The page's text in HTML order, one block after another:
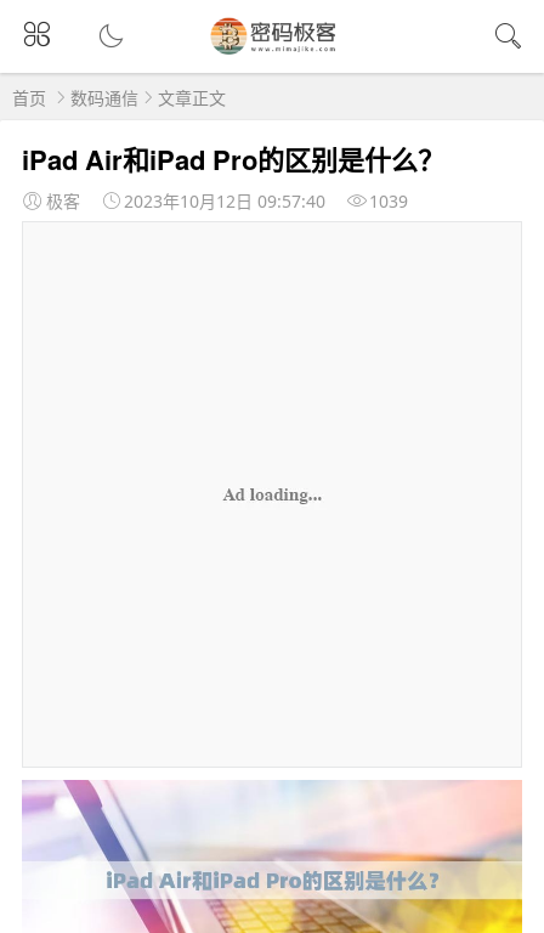
首页 数码通信 文章正文
iPad Air和iPad Pro的区别是什么？
极客 2023年10月12日 09:57:40 1039